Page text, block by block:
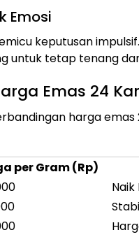
Emosi
keputusan
untuk tetap tenang
Emas 24
harga
per Gram (Rp)